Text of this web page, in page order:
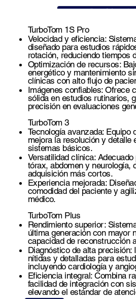
Tomografía
TurboTom 1S Pro
Velocidad y eficiencia:
diseñado para estudios
rotación, reduciendo tiempos
Optimización de recursos:
energético y mantenimiento
clínicas con alto flujo de
Imágenes confiables: Ofrece
sólida en estudios rutinarios,
precisión en evaluaciones
TurboTom 3
Tecnología avanzada: Equipo
mejora la resolución y detalle
sistemas básicos.
Versatilidad clínica:
tórax, abdomen y neurología,
adquisición más cortos.
Experiencia mejorada:
comodidad del paciente y
médico.
TurboTom Plus
Rendimiento superior:
última generación con mayor
capacidad de reconstrucción
Diagnóstico de alta precisión:
nítidas y detalladas para
incluyendo cardiología y
Eficiencia integral: Combina
facilidad de integración con
elevando el estándar de